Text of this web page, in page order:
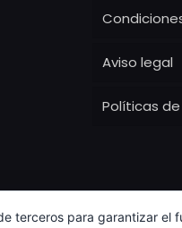
Aviso legal
Políticas
terceros para garantizar el